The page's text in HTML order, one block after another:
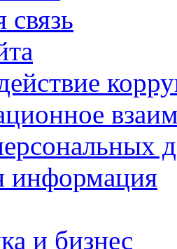
связь
информация
и бизнес